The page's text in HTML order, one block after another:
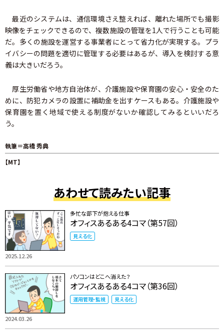
最近のシステムは、通信環境さえ整えれば、離れた場所でも撮影
映像をチェックできるので、複数施設の管理を1人で行うことも可能
だ。多くの施設を運営する事業者にとって省力化が実現する。プラ
イバシーの問題を適切に管理する必要はあるが、導入を検討する意
義は大きいだろう。
厚生労働省や地方自治体が、介護施設や保育園の安心・安全のた
めに、防犯カメラの設置に補助金を出すケースもある。介護施設や
保育園を置く地域で使える制度がないか確認してみるといいだろ
う。
執筆＝高橋 秀典
【MT】
あわせて読みたい記事
2025.12.26
多忙な部下が抱える仕事
オフィスあるある4コマ（第57回）
見える化
2024.03.26
パソコンはどこへ消えた？
オフィスあるある4コマ（第36回）
運用管理・監視 見える化